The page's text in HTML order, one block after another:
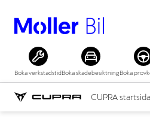
Boka verkstadstidBoka skadebesiktningBoka
CUPRA startsida